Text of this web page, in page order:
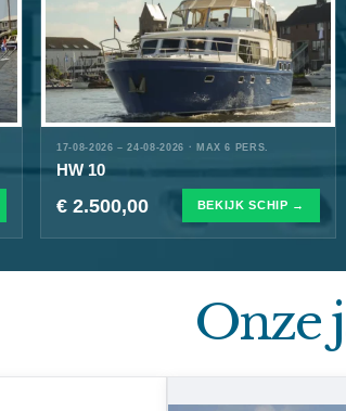
17-08-2026 – 24-08-2026 · MAX 6 PERS.
HW 10
€ 2.500,00 BEKIJK SCHIP →
Onze